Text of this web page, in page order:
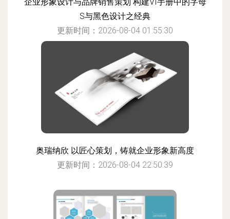
S与黑色设计之经典
更新时间：2026-08-04 01:55:30
奥瑞纳欣 以匠心策划，铸就企业形象新高度
更新时间：2026-08-04 22:50:39